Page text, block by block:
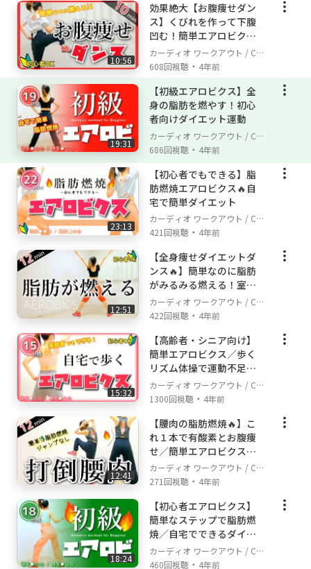
10:56
効果絶大【お腹痩せダン
ス】くびれを作って下腹
凹む！簡単エアロビクス
でお腹の脂肪燃焼
カーディオ ワークアウト / Car
dio Workout
608回視聴 ・ 4年前
19:31
【初級エアロビクス】全
身の脂肪を燃やす！初心
者向けダイエット運動
カーディオ ワークアウト / Car
dio Workout
686回視聴 ・ 4年前
23:13
【初心者でもできる】脂
肪燃焼エアロビクス🔥自
宅で簡単ダイエット
カーディオ ワークアウト / Car
dio Workout
421回視聴 ・ 4年前
12:51
【全身痩せダイエットダ
ンス🔥】簡単なのに脂肪
がみるみる燃える！室内
有酸素運動
カーディオ ワークアウト / Car
dio Workout
422回視聴 ・ 4年前
15:32
【高齢者・シニア向け】
簡単エアロビクス／歩く
リズム体操で運動不足を
解消しよう
カーディオ ワークアウト / Car
dio Workout
1300回視聴 ・ 4年前
12:41
【腰肉の脂肪燃焼🔥】こ
れ１本で有酸素とお腹痩
せ／簡単エアロビクスダ
ンス！
カーディオ ワークアウト / Car
dio Workout
271回視聴 ・ 4年前
18:24
【初心者エアロビクス】
簡単なステップで脂肪燃
焼／自宅でできるダイエ
ット運動
カーディオ ワークアウト / Car
dio Workout
460回視聴 ・ 4年前